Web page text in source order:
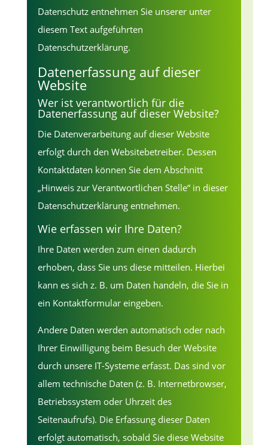
Datenschutz entnehmen Sie unserer unter
diesem Text aufgeführten
Datenschutzerklärung.
Datenerfassung auf dieser
Website
Wer ist verantwortlich für die
Datenerfassung auf dieser Website?
Die Datenverarbeitung auf dieser Website
erfolgt durch den Websitebetreiber. Dessen
Kontaktdaten können Sie dem Abschnitt
„Hinweis zur Verantwortlichen Stelle“ in dieser
Datenschutzerklärung entnehmen.
Wie erfassen wir Ihre Daten?
Ihre Daten werden zum einen dadurch
erhoben, dass Sie uns diese mitteilen. Hierbei
kann es sich z. B. um Daten handeln, die Sie in
ein Kontaktformular eingeben.
Andere Daten werden automatisch oder nach
Ihrer Einwilligung beim Besuch der Website
durch unsere IT-Systeme erfasst. Das sind vor
allem technische Daten (z. B. Internetbrowser,
Betriebssystem oder Uhrzeit des
Seitenaufrufs). Die Erfassung dieser Daten
erfolgt automatisch, sobald Sie diese Website